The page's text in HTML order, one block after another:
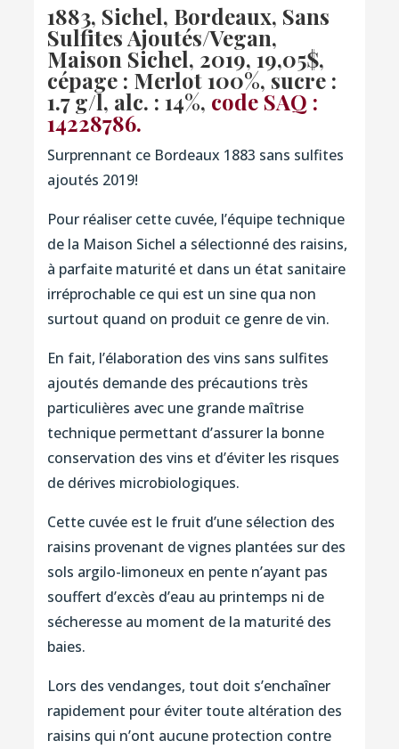
1883, Sichel, Bordeaux, Sans
Sulfites Ajoutés/Vegan,
Maison Sichel, 2019, 19,05$,
cépage : Merlot 100%, sucre :
1.7 g/l, alc. : 14%, code SAQ :
14228786.
Surprennant ce Bordeaux 1883 sans sulfites
ajoutés 2019!
Pour réaliser cette cuvée, l’équipe technique
de la Maison Sichel a sélectionné des raisins,
à parfaite maturité et dans un état sanitaire
irréprochable ce qui est un sine qua non
surtout quand on produit ce genre de vin.
En fait, l’élaboration des vins sans sulfites
ajoutés demande des précautions très
particulières avec une grande maîtrise
technique permettant d’assurer la bonne
conservation des vins et d’éviter les risques
de dérives microbiologiques.
Cette cuvée est le fruit d’une sélection des
raisins provenant de vignes plantées sur des
sols argilo-limoneux en pente n’ayant pas
souffert d’excès d’eau au printemps ni de
sécheresse au moment de la maturité des
baies.
Lors des vendanges, tout doit s’enchaîner
rapidement pour éviter toute altération des
raisins qui n’ont aucune protection contre